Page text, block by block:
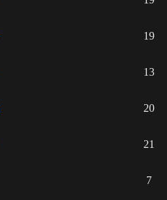
19
13
20
21
7